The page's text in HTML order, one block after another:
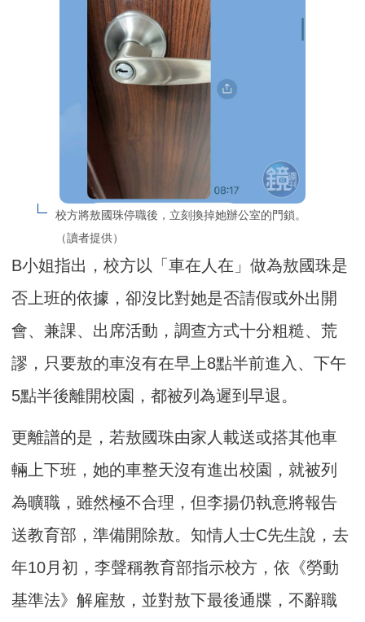
校方將敖國珠停職後，立刻換掉她辦公室的門鎖。
（讀者提供）
B小姐指出，校方以「車在人在」做為敖國珠是
否上班的依據，卻沒比對她是否請假或外出開
會、兼課、出席活動，調查方式十分粗糙、荒
謬，只要敖的車沒有在早上8點半前進入、下午
5點半後離開校園，都被列為遲到早退。
更離譜的是，若敖國珠由家人載送或搭其他車
輛上下班，她的車整天沒有進出校園，就被列
為曠職，雖然極不合理，但李揚仍執意將報告
送教育部，準備開除敖。知情人士C先生說，去
年10月初，李聲稱教育部指示校方，依《勞動
基準法》解雇敖，並對敖下最後通牒，不辭職